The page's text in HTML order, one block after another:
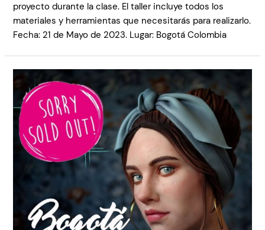
proyecto durante la clase. El taller incluye todos los
materiales y herramientas que necesitarás para realizarlo.
Fecha: 21 de Mayo de 2023. Lugar: Bogotá Colombia